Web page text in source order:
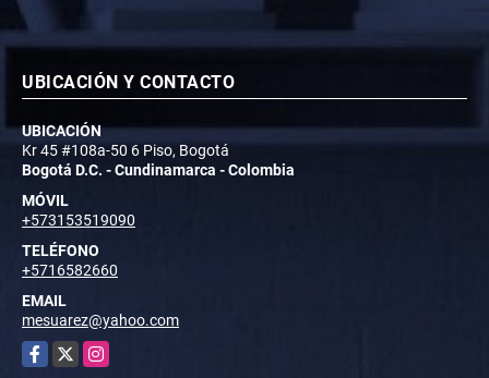
UBICACIÓN Y CONTACTO
UBICACIÓN
Kr 45 #108a-50 6 Piso, Bogotá
Bogotá D.C. - Cundinamarca - Colombia
MÓVIL
+573153519090
TELÉFONO
+5716582660
EMAIL
mesuarez@yahoo.com
Facebook
X Instagram